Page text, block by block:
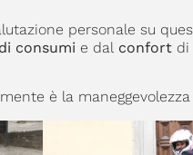
personale su
consumi e dal confort di
è la